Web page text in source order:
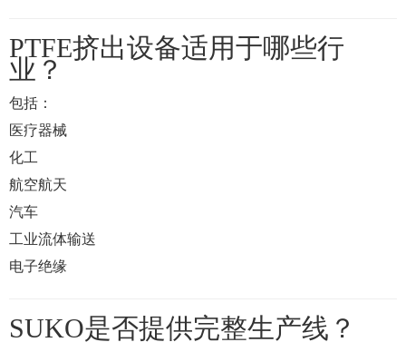
PTFE挤出设备适用于哪些行
业？
包括：
医疗器械
化工
航空航天
汽车
工业流体输送
电子绝缘
SUKO是否提供完整生产线？